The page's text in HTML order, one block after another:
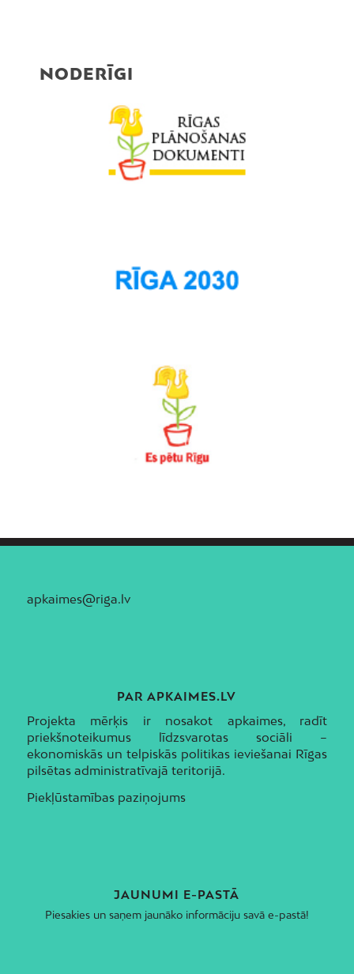
NODERĪGI
apkaimes@riga.lv
PAR APKAIMES.LV
Projekta mērķis ir nosakot apkaimes, radīt
priekšnoteikumus līdzsvarotas sociāli –
ekonomiskās un telpiskās politikas ieviešanai Rīgas
pilsētas administratīvajā teritorijā.
Piekļūstamības paziņojums
JAUNUMI E-PASTĀ
Piesakies un saņem jaunāko informāciju savā e-pastā!